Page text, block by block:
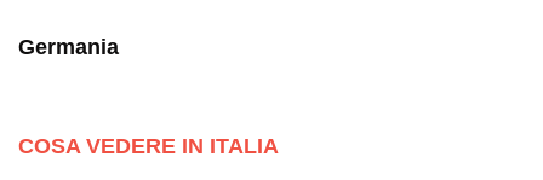
Germania
COSA VEDERE IN ITALIA